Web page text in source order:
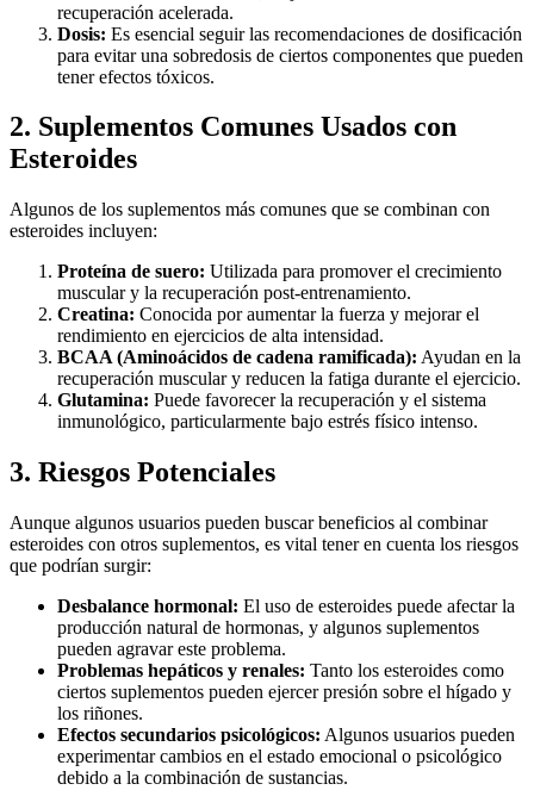
recuperación acelerada.
Dosis: Es esencial seguir las recomendaciones de dosificación
para evitar una sobredosis de ciertos componentes que pueden
tener efectos tóxicos.
2. Suplementos Comunes Usados con
Esteroides
Algunos de los suplementos más comunes que se combinan con
esteroides incluyen:
Proteína de suero: Utilizada para promover el crecimiento
muscular y la recuperación post-entrenamiento.
Creatina: Conocida por aumentar la fuerza y mejorar el
rendimiento en ejercicios de alta intensidad.
BCAA (Aminoácidos de cadena ramificada): Ayudan en la
recuperación muscular y reducen la fatiga durante el ejercicio.
Glutamina: Puede favorecer la recuperación y el sistema
inmunológico, particularmente bajo estrés físico intenso.
3. Riesgos Potenciales
Aunque algunos usuarios pueden buscar beneficios al combinar
esteroides con otros suplementos, es vital tener en cuenta los riesgos
que podrían surgir:
Desbalance hormonal: El uso de esteroides puede afectar la
producción natural de hormonas, y algunos suplementos
pueden agravar este problema.
Problemas hepáticos y renales: Tanto los esteroides como
ciertos suplementos pueden ejercer presión sobre el hígado y
los riñones.
Efectos secundarios psicológicos: Algunos usuarios pueden
experimentar cambios en el estado emocional o psicológico
debido a la combinación de sustancias.